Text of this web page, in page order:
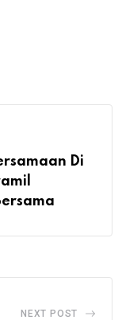
Di
NEXT POST